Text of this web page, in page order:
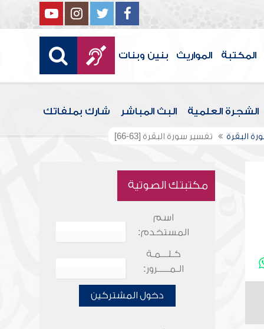
المكتبة المواريث بنين وبنات
الشجرة العلمية البث المباشر شارك بملفاتك
البقرة تفسير سورة البقرة [63-66]
مكتبتك الصوتية
اسم
المستخدم:
كـلـــمـة
الـمـــــرور:
دخول المشتركين